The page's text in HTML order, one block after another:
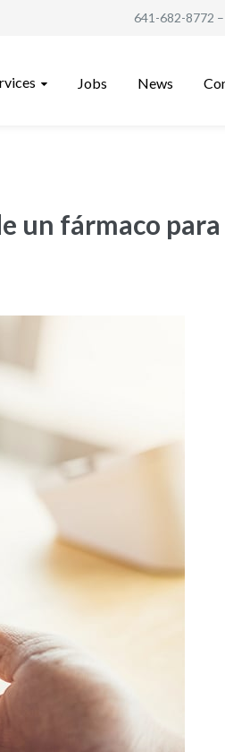
641-682-8772
Jobs News
un fármaco